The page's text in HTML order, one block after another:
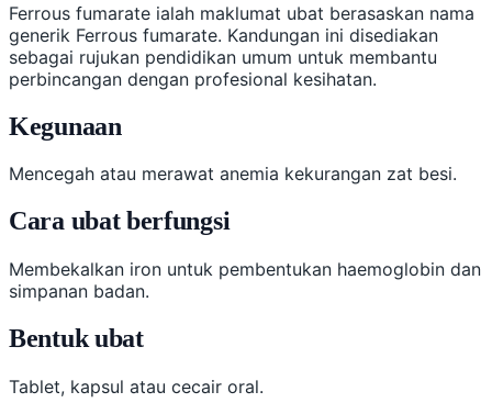
Ferrous fumarate ialah maklumat ubat berasaskan nama
generik Ferrous fumarate. Kandungan ini disediakan
sebagai rujukan pendidikan umum untuk membantu
perbincangan dengan profesional kesihatan.
Kegunaan
Mencegah atau merawat anemia kekurangan zat besi.
Cara ubat berfungsi
Membekalkan iron untuk pembentukan haemoglobin dan
simpanan badan.
Bentuk ubat
Tablet, kapsul atau cecair oral.